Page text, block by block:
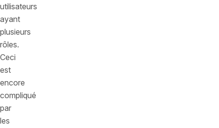
utilisateurs
ayant
plusieurs
rôles.
Ceci
est
encore
compliqué
par
les